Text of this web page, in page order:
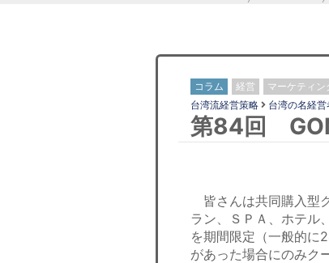
コラム 経営 マーケティン
台湾流経営策略 台湾の名経営
第84回
皆さんは共同購入型
ラン、ＳＰＡ、ホテル
を期間限定（一般的に
があった場合にのみク